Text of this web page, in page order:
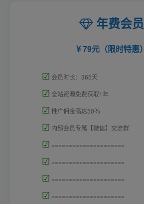
年费会员
79元（限时特惠）
☑ 会员时长：365天
☑ 全站资源免费获取1年
☑ 推广佣金高达50％
☑ 内部会员专属【微信】交流群
☑ =====================
☑ =====================
☑ =====================
☑ =====================